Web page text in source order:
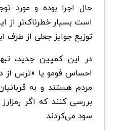
حال اجرا بوده و مورد
است بسیار خطرناک‌تر از
توزیع جوایز جعلی از طرف
در این کمپین جدید،
احساس فومو یا «ترس
مردم هستند و به
بررسی کنند که اگر
سود می‌کردند.